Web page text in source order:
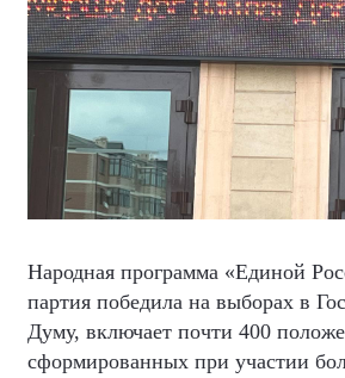
Народная программа «Единой
партия победила на выборах в
Думу, включает почти 400
сформированных при участии